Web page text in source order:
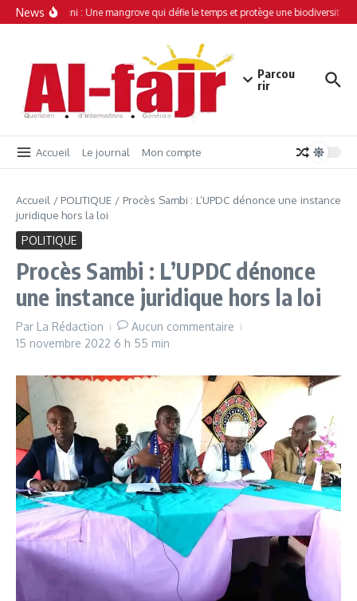
Aller au contenu
News
Simamboini : Une mangrove qui défie le temps et protège une biodiversité
Parcou
rir
Accueil Le journal Mon compte
Accueil / POLITIQUE / Procès Sambi : L’UPDC dénonce une instance
juridique hors la loi
POLITIQUE
Procès Sambi : L’UPDC dénonce
une instance juridique hors la loi
Par La Rédaction
Aucun commentaire
15 novembre 2022 6 h 55 min